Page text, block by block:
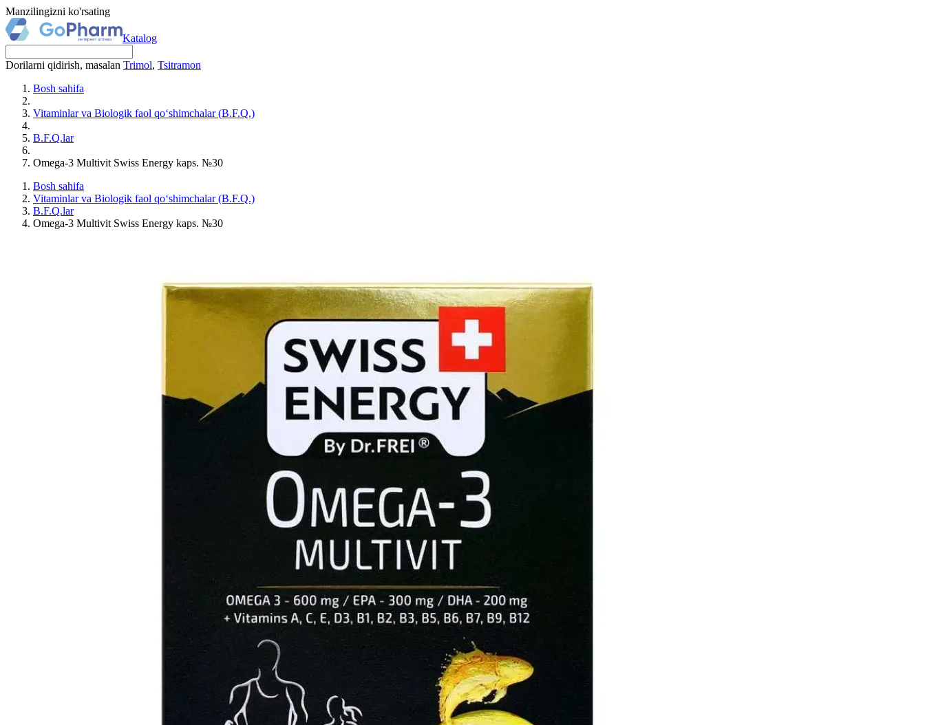
Manzilingizni ko'rsating
Katalog
Dorilarni qidirish, masalan Trimol, Tsitramon
Bosh sahifa
Vitaminlar va Biologik faol qo‘shimchalar (B.F.Q.)
B.F.Q.lar
Omega-3 Multivit Swiss Energy kaps. №30
Bosh sahifa
Vitaminlar va Biologik faol qo‘shimchalar (B.F.Q.)
B.F.Q.lar
Omega-3 Multivit Swiss Energy kaps. №30